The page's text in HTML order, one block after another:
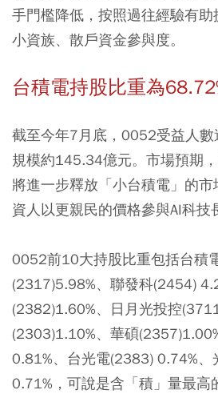
手門檻降低，按照過往經驗有
小資族、散戶資金參與度。
台積電持股比重為
截至今年7月底，0052受益人
規模約145.34億元。市場預期
將進一步釋放「小台積電」的
資人以更親民的價格參與AI科技
0052前10大持股比重包括台積
(2317)5.98%、聯發科(2454)
(2382)1.60%、日月光投控
(2303)1.10%、華碩
0.81%、台光電(2383) 0.74%
0.71%，可說是含「積」量最高